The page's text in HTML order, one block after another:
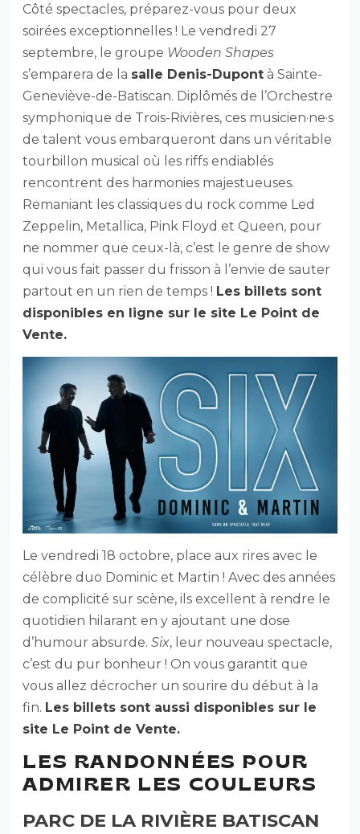
Côté spectacles, préparez-vous pour deux
soirées exceptionnelles ! Le vendredi 27
septembre, le groupe Wooden Shapes
s’emparera de la salle Denis-Dupont à Sainte-
Geneviève-de-Batiscan. Diplômés de l’Orchestre
symphonique de Trois-Rivières, ces musicien·ne·s
de talent vous embarqueront dans un véritable
tourbillon musical où les riffs endiablés
rencontrent des harmonies majestueuses.
Remaniant les classiques du rock comme Led
Zeppelin, Metallica, Pink Floyd et Queen, pour
ne nommer que ceux-là, c’est le genre de show
qui vous fait passer du frisson à l’envie de sauter
partout en un rien de temps ! Les billets sont
disponibles en ligne sur le site Le Point de
Vente.
Le vendredi 18 octobre, place aux rires avec le
célèbre duo Dominic et Martin ! Avec des années
de complicité sur scène, ils excellent à rendre le
quotidien hilarant en y ajoutant une dose
d’humour absurde.Six, leur nouveau spectacle,
c’est du pur bonheur ! On vous garantit que
vous allez décrocher un sourire du début à la
fin. Les billets sont aussi disponibles sur le
site Le Point de Vente.
LES RANDONNÉES POUR
ADMIRER LES COULEURS
PARC DE LA RIVIÈRE BATISCAN